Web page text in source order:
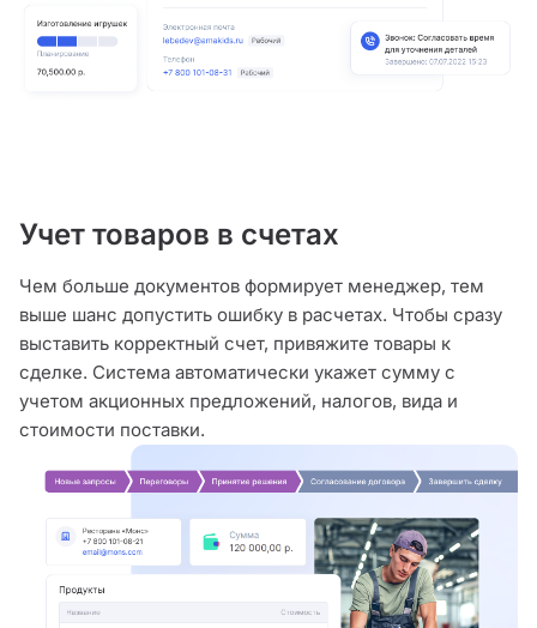
Учет товаров в счетах
Чем больше документов формирует менеджер, тем
выше шанс допустить ошибку в расчетах. Чтобы сразу
выставить корректный счет, привяжите товары к
сделке. Система автоматически укажет сумму с
учетом акционных предложений, налогов, вида и
стоимости поставки.